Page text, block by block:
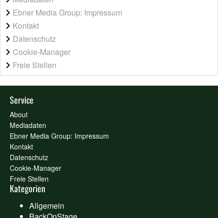
Ebner Media Group: Impressum
Kontakt
Datenschutz
Cookie-Manager
Freie Stellen
Service
About
Mediadaten
Ebner Media Group: Impressum
Kontakt
Datenschutz
Cookie-Manager
Freie Stellen
Kategorien
Allgemein